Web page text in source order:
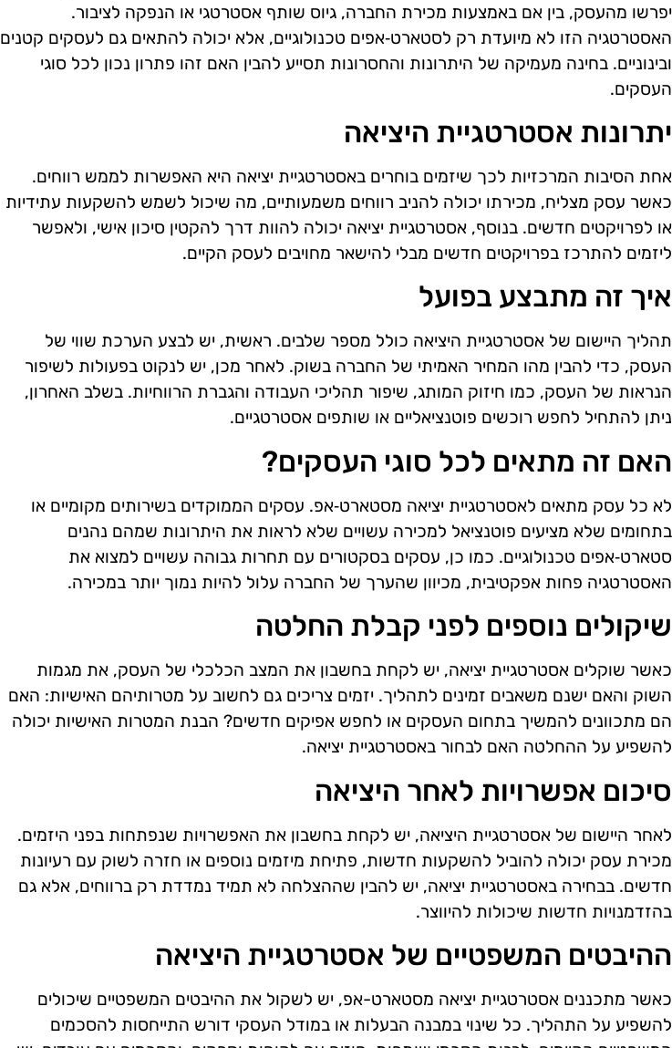
יפרשו מהעסק, בין אם באמצעות מכירת החברה, גיוס שותף אסטרטגי או הנפקה לציבור.
האסטרטגיה הזו לא מיועדת רק לסטארט‑אפים טכנולוגיים, אלא יכולה להתאים גם לעסקים קטנים
ובינוניים. בחינה מעמיקה של היתרונות והחסרונות תסייע להבין האם זהו פתרון נכון לכל סוגי
העסקים.
יתרונות אסטרטגיית היציאה
אחת הסיבות המרכזיות לכך שיזמים בוחרים באסטרטגיית יציאה היא האפשרות לממש רווחים.
כאשר עסק מצליח, מכירתו יכולה להניב רווחים משמעותיים, מה שיכול לשמש להשקעות עתידיות
או לפרויקטים חדשים. בנוסף, אסטרטגיית יציאה יכולה להוות דרך להקטין סיכון אישי, ולאפשר
ליזמים להתרכז בפרויקטים חדשים מבלי להישאר מחויבים לעסק הקיים.
איך זה מתבצע בפועל
תהליך היישום של אסטרטגיית היציאה כולל מספר שלבים. ראשית, יש לבצע הערכת שווי של
העסק, כדי להבין מהו המחיר האמיתי של החברה בשוק. לאחר מכן, יש לנקוט בפעולות לשיפור
הנראות של העסק, כמו חיזוק המותג, שיפור תהליכי העבודה והגברת הרווחיות. בשלב האחרון,
ניתן להתחיל לחפש רוכשים פוטנציאליים או שותפים אסטרטגיים.
האם זה מתאים לכל סוגי העסקים?
לא כל עסק מתאים לאסטרטגיית יציאה מסטארט‑אפ. עסקים הממוקדים בשירותים מקומיים או
בתחומים שלא מציעים פוטנציאל למכירה עשויים שלא לראות את היתרונות שמהם נהנים
סטארט‑אפים טכנולוגיים. כמו כן, עסקים בסקטורים עם תחרות גבוהה עשויים למצוא את
האסטרטגיה פחות אפקטיבית, מכיוון שהערך של החברה עלול להיות נמוך יותר במכירה.
שיקולים נוספים לפני קבלת החלטה
כאשר שוקלים אסטרטגיית יציאה, יש לקחת בחשבון את המצב הכלכלי של העסק, את מגמות
השוק והאם ישנם משאבים זמינים לתהליך. יזמים צריכים גם לחשוב על מטרותיהם האישיות: האם
הם מתכוונים להמשיך בתחום העסקים או לחפש אפיקים חדשים? הבנת המטרות האישיות יכולה
להשפיע על ההחלטה האם לבחור באסטרטגיית יציאה.
סיכום אפשרויות לאחר היציאה
לאחר היישום של אסטרטגיית היציאה, יש לקחת בחשבון את האפשרויות שנפתחות בפני היזמים.
מכירת עסק יכולה להוביל להשקעות חדשות, פתיחת מיזמים נוספים או חזרה לשוק עם רעיונות
חדשים. בבחירה באסטרטגיית יציאה, יש להבין שההצלחה לא תמיד נמדדת רק ברווחים, אלא גם
בהזדמנויות חדשות שיכולות להיווצר.
ההיבטים המשפטיים של אסטרטגיית היציאה
כאשר מתכננים אסטרטגיית יציאה מסטארט-אפ, יש לשקול את ההיבטים המשפטיים שיכולים
להשפיע על התהליך. כל שינוי במבנה הבעלות או במודל העסקי דורש התייחסות להסכמים